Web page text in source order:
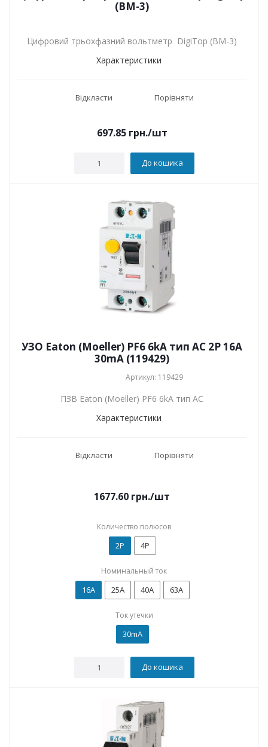
(ВМ-3)
Цифровий трьохфазний вольтметр DigiTop (ВМ-3)
Характеристики
Відкласти Порівняти
697.85грн./шт
До кошика
УЗО Eaton (Moeller) PF6 6kA тип АС 2P 16А
30mA (119429)
Артикул: 119429
ПЗВ Eaton (Moeller) PF6 6kA тип АС
Характеристики
Відкласти Порівняти
1677.60 грн./шт
Количество полюсов
2P 4P
Номинальный ток
16А 25А 40А 63А
Ток утечки
30mA
До кошика